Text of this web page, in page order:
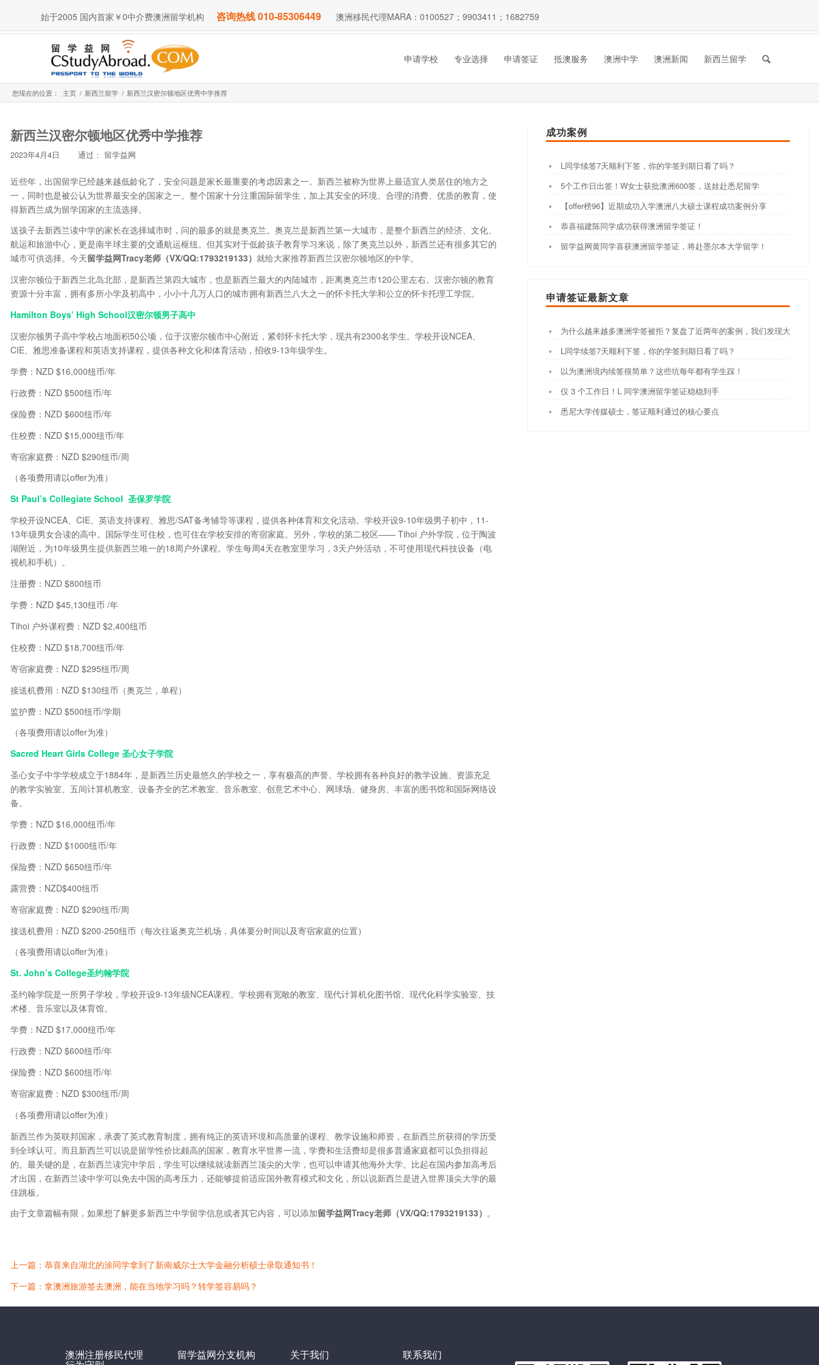
始于2005 国内首家￥0中介费澳洲留学机构 咨询热线 010-85306449 澳洲移民代理MARA：0100527；9903411；1682759
申请学校 专业选择 申请签证 抵澳服务 澳洲中学 澳洲新闻 新西兰留学
您现在的位置： 主页 / 新西兰留学 / 新西兰汉密尔顿地区优秀中学推荐
新西兰汉密尔顿地区优秀中学推荐
2023年4月4日 通过： 留学益网
近些年，出国留学已经越来越低龄化了，安全问题是家长最重要的考虑因素之一。新西兰被称为世界上最适宜人类居住的地方之
一，同时也是被公认为世界最安全的国家之一。整个国家十分注重国际留学生，加上其安全的环境、合理的消费、优质的教育，使
得新西兰成为留学国家的主流选择。
送孩子去新西兰读中学的家长在选择城市时，问的最多的就是奥克兰。奥克兰是新西兰第一大城市，是整个新西兰的经济、文化、
航运和旅游中心，更是南半球主要的交通航运枢纽。但其实对于低龄孩子教育学习来说，除了奥克兰以外，新西兰还有很多其它的
城市可供选择。今天留学益网Tracy老师 （VX/QQ:1793219133） 就给大家推荐新西兰汉密尔顿地区的中学。
汉密尔顿位于新西兰北岛北部，是新西兰第四大城市，也是新西兰最大的内陆城市，距离奥克兰市120公里左右。汉密尔顿的教育
资源十分丰富，拥有多所小学及初高中，小小十几万人口的城市拥有新西兰八大之一的怀卡托大学和公立的怀卡托理工学院。
Hamilton Boys’ High School汉密尔顿男子高中
汉密尔顿男子高中学校占地面积50公顷，位于汉密尔顿市中心附近，紧邻怀卡托大学，现共有2300名学生。学校开设NCEA、
CIE、雅思准备课程和英语支持课程，提供各种文化和体育活动，招收9-13年级学生。
学费：NZD $16,000纽币/年
行政费：NZD $500纽币/年
保险费：NZD $600纽币/年
住校费：NZD $15,000纽币/年
寄宿家庭费：NZD $290纽币/周
（各项费用请以offer为准）
St Paul’s Collegiate School 圣保罗学院
学校开设NCEA、CIE、英语支持课程、雅思/SAT备考辅导等课程，提供各种体育和文化活动。学校开设9-10年级男子初中，11-
13年级男女合读的高中。国际学生可住校，也可住在学校安排的寄宿家庭。另外，学校的第二校区—— Tihoi 户外学院，位于陶波
湖附近，为10年级男生提供新西兰唯一的18周户外课程。学生每周4天在教室里学习，3天户外活动，不可使用现代科技设备（电
视机和手机）。
注册费：NZD $800纽币
学费：NZD $45,130纽币 /年
Tihoi 户外课程费：NZD $2,400纽币
住校费：NZD $18,700纽币/年
寄宿家庭费：NZD $295纽币/周
接送机费用：NZD $130纽币（奥克兰，单程）
监护费：NZD $500纽币/学期
（各项费用请以offer为准）
Sacred Heart Girls College 圣心女子学院
圣心女子中学学校成立于1884年，是新西兰历史最悠久的学校之一，享有极高的声誉。学校拥有各种良好的教学设施、资源充足
的教学实验室、五间计算机教室、设备齐全的艺术教室、音乐教室、创意艺术中心、网球场、健身房、丰富的图书馆和国际网络设
备。
学费：NZD $16,000纽币/年
行政费：NZD $1000纽币/年
保险费：NZD $650纽币/年
露营费：NZD$400纽币
寄宿家庭费：NZD $290纽币/周
接送机费用：NZD $200-250纽币（每次往返奥克兰机场，具体要分时间以及寄宿家庭的位置）
（各项费用请以offer为准）
St. John’s College圣约翰学院
圣约翰学院是一所男子学校，学校开设9-13年级NCEA课程。学校拥有宽敞的教室、现代计算机化图书馆、现代化科学实验室、技
术楼、音乐室以及体育馆。
学费：NZD $17,000纽币/年
行政费：NZD $600纽币/年
保险费：NZD $600纽币/年
寄宿家庭费：NZD $300纽币/周
（各项费用请以offer为准）
新西兰作为英联邦国家，承袭了英式教育制度，拥有纯正的英语环境和高质量的课程、教学设施和师资，在新西兰所获得的学历受
到全球认可。而且新西兰可以说是留学性价比颇高的国家，教育水平世界一流，学费和生活费却是很多普通家庭都可以负担得起
的。最关键的是，在新西兰读完中学后，学生可以继续就读新西兰顶尖的大学，也可以申请其他海外大学。比起在国内参加高考后
才出国，在新西兰读中学可以免去中国的高考压力，还能够提前适应国外教育模式和文化，所以说新西兰是进入世界顶尖大学的最
佳跳板。
由于文章篇幅有限，如果想了解更多新西兰中学留学信息或者其它内容，可以添加留学益网Tracy老师（VX/QQ:1793219133） 。
上一篇：恭喜来自湖北的涂同学拿到了新南威尔士大学金融分析硕士录取通知书！
下一篇：拿澳洲旅游签去澳洲，能在当地学习吗？转学签容易吗？
成功案例
L同学续签7天顺利下签，你的学签到期日看了吗？
5个工作日出签！W女士获批澳洲600签，送娃赴悉尼留学
【offer榜96】近期成功入学澳洲八大硕士课程成功案例分享
恭喜福建陈同学成功获得澳洲留学签证！
留学益网黄同学喜获澳洲留学签证，将赴墨尔本大学留学！
申请签证最新文章
为什么越来越多澳洲学签被拒？复盘了近两年的案例，我们发现大家都踩
L同学续签7天顺利下签，你的学签到期日看了吗？
以为澳洲境内续签很简单？这些坑每年都有学生踩！
仅 3 个工作日！L 同学澳洲留学签证稳稳到手
悉尼大学传媒硕士，签证顺利通过的核心要点
澳洲注册移民代理 留学益网分支机构 关于我们 联系我们